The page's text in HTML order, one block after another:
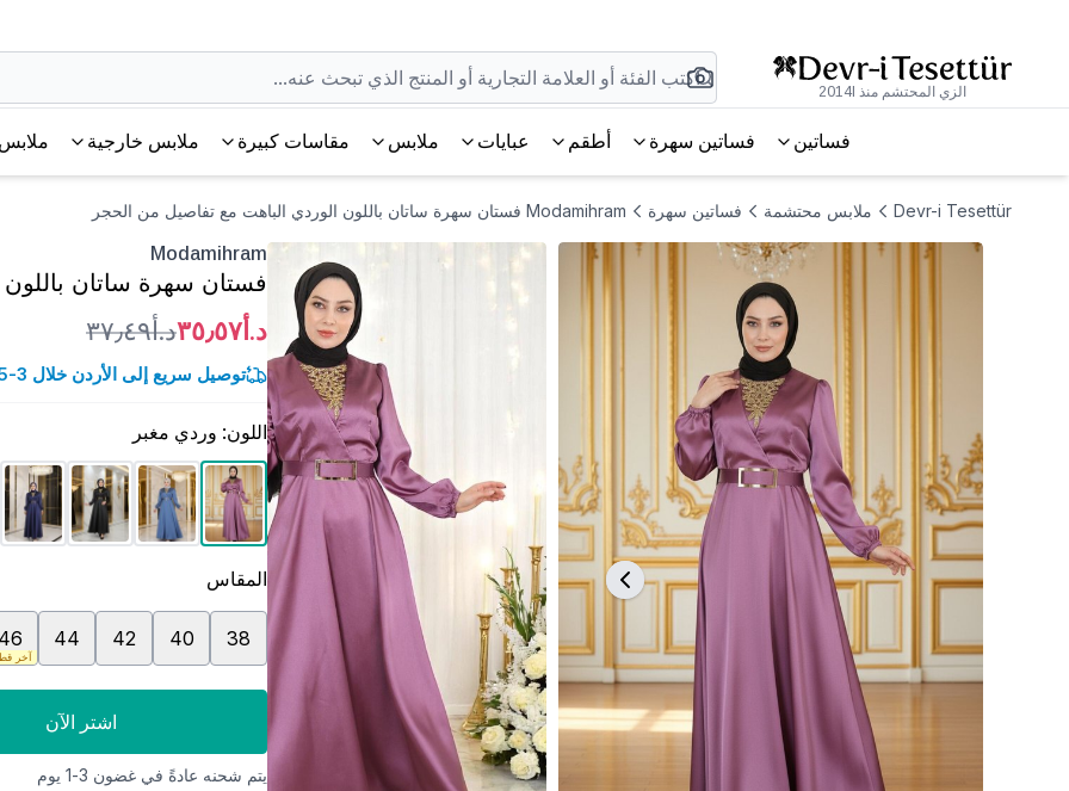
الزي المحتشم منذ 2014l
فساتين فساتين سهرة أطقم عبايات ملابس مقاسات كبيرة ملابس خارجية
Devr-i Tesettür ملابس محتشمة فساتين سهرة Modamihram فستان سهرة ساتان باللون الوردي الباهت مع تفاصيل من الحجر
Modamihram
فستان سهرة ساتان
د.أ٣٥٫٥٧ د.أ٣٧٫٤٩
توصيل سريع إلى الأردن خلال 3-5 أيام عمل.
اللون: وردي مغبر
المقاس
38
40
42
44
آخر
46
اشتر الآن
يتم شحنه عادةً في غضون 3-1 يوم